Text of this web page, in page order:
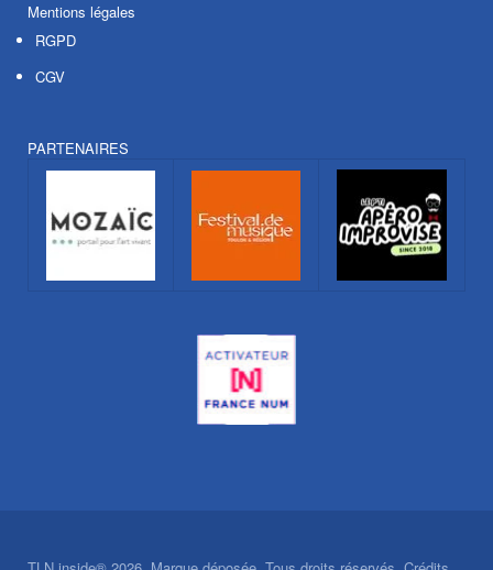
Mentions légales
RGPD
CGV
PARTENAIRES